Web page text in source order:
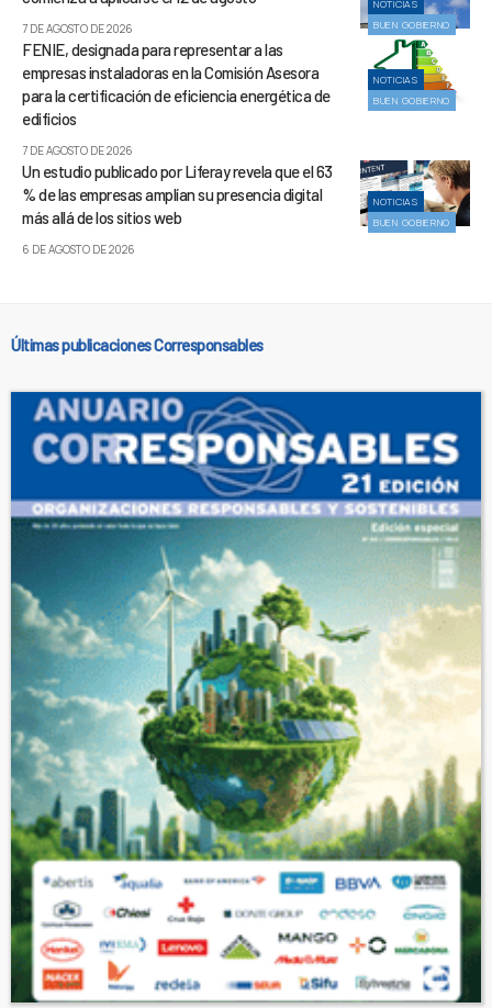
NOTICIAS
BUEN GOBIERNO
7 DE AGOSTO DE 2026
NOTICIAS
BUEN GOBIERNO
FENIE, designada para representar a las
empresas instaladoras en la Comisión Asesora
para la certificación de eficiencia energética de
edificios
7 DE AGOSTO DE 2026
NOTICIAS
BUEN GOBIERNO
Un estudio publicado por Liferay revela que el 63
% de las empresas amplían su presencia digital
más allá de los sitios web
6 DE AGOSTO DE 2026
Últimas publicaciones Corresponsables